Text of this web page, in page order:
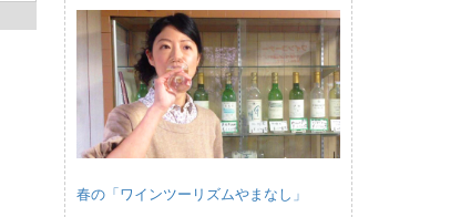
春の「ワインツーリズムやまなし」